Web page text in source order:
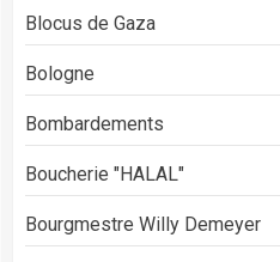
Blocus de Gaza
Bologne
Bombardements
Boucherie "HALAL"
Bourgmestre Willy Demeyer